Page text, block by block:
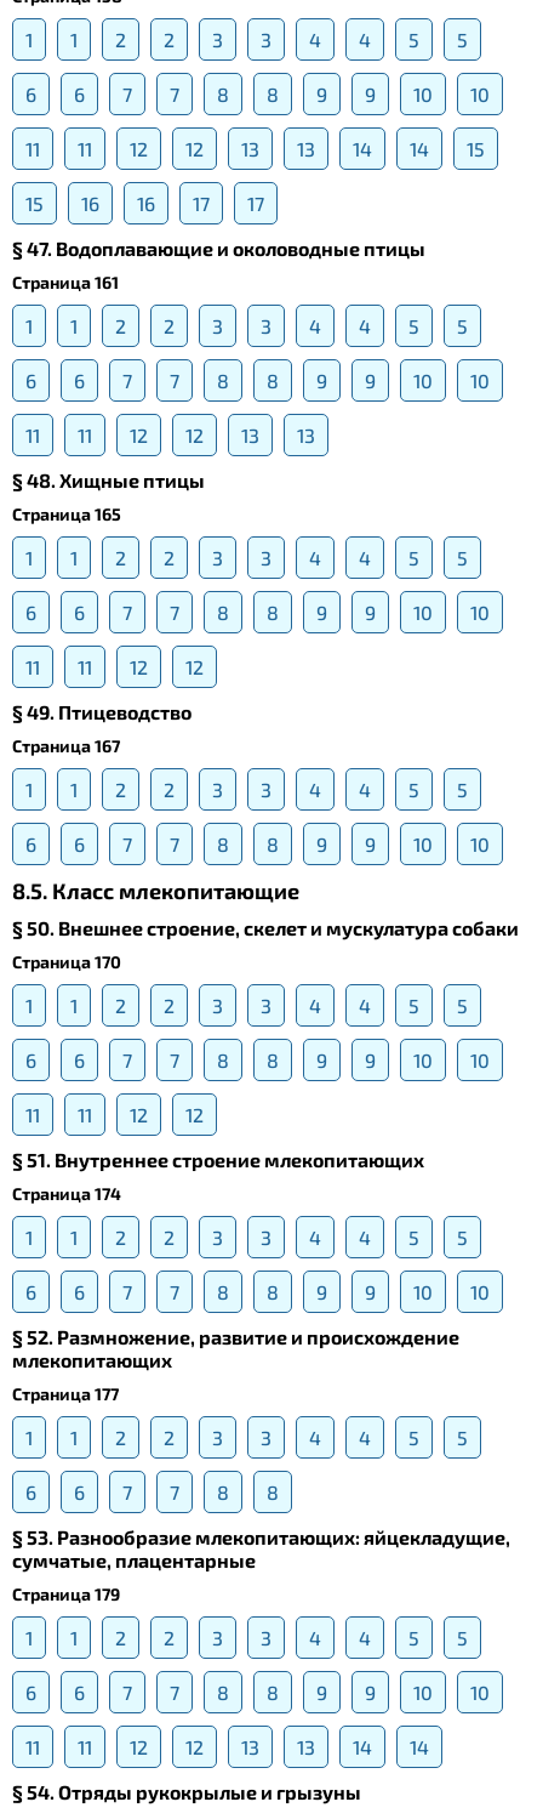
1 1 2 2 3 3 4 4 5 5
6 6 7 7 8 8 9 9 10 10
11 11 12 12 13 13 14 14 15
15 16 16 17
17
§ 47. Водоплавающие и околоводные птицы
Страница 161
1 1 2 2 3 3 4 4 5 5
6 6 7 7 8 8 9 9 10 10
11 11 12 12 13
13
§ 48. Хищные птицы
Страница 165
1 1 2 2 3 3 4 4 5 5
6 6 7 7 8 8 9 9 10 10
11 11 12
12
§ 49. Птицеводство
Страница 167
1 1 2 2 3 3 4 4 5 5
6 6 7 7 8 8 9 9 10 10
8.5. Класс млекопитающие
§ 50. Внешнее строение, скелет и мускулатура собаки
Страница 170
1 1 2 2 3 3 4 4 5 5
6 6 7 7 8 8 9 9 10 10
11 11 12
12
§ 51. Внутреннее строение млекопитающих
Страница 174
1 1 2 2 3 3 4 4 5 5
6 6 7 7 8 8 9 9 10
10
§ 52. Размножение, развитие и происхождение
млекопитающих
Страница 177
1 1 2 2 3 3 4 4 5 5
6 6 7 7 8
8
§ 53. Разнообразие млекопитающих: яйцекладущие,
сумчатые, плацентарные
Страница 179
1 1 2 2 3 3 4 4 5 5
6 6 7 7 8 8 9 9 10 10
11 11 12 12 13 13 14
14
§ 54. Отряды рукокрылые и грызуны